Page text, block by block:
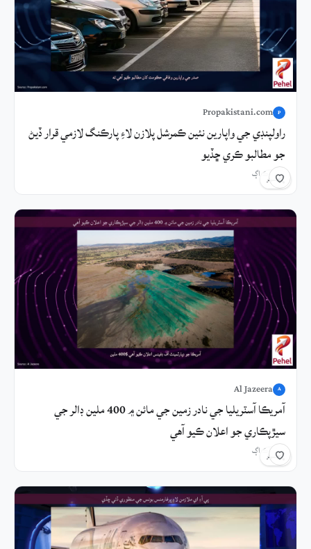
P
Propakistani.com
راولپنڊي جي واپارين نئين ڪمرشل پلازن لاءِ پارڪنگ لازمي قرار ڏيڻ
جو مطالبو ڪري ڇڏيو
5 ڪلاڪ اڳ شيئر
A
Al Jazeera
آمريڪا آسٽريليا جي نادر زمين جي مائن ۾ 400 ملين ڊالر جي
سيڙپڪاري جو اعلان ڪيو آهي
8 ڪلاڪ اڳ شيئر